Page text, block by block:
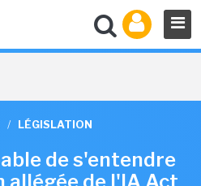
/ LÉGISLATION
de s'entendre